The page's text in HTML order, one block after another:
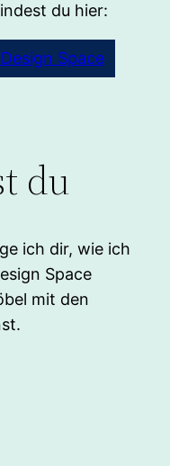
du hier:
Space
du
ich dir, wie ich
Space
mit den